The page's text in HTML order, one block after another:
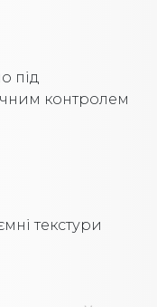
під
контролем
текстури